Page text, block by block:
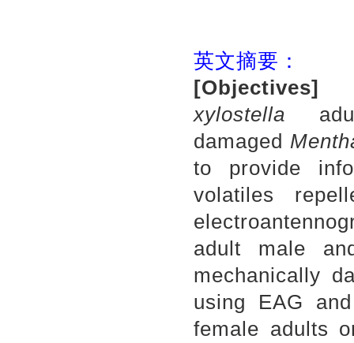
英文摘要：
[Objectives]
xylostella
damaged
to provide
volatiles
adult male
mechanically
using EAG
female adults